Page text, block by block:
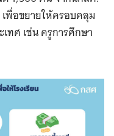
พื่อขยายให้ครอบคลุม
ทศ เช่น ครูการศึกษา